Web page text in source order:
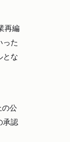
再編
った
とな
の公
承認